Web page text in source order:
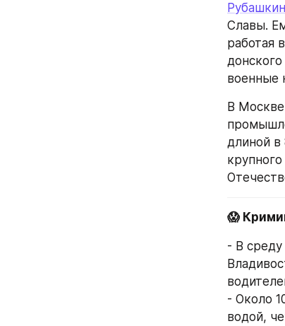
Рубашкин
Славы.
работая
военные
В
длиной в
😱
- В среду
- Около
водой,